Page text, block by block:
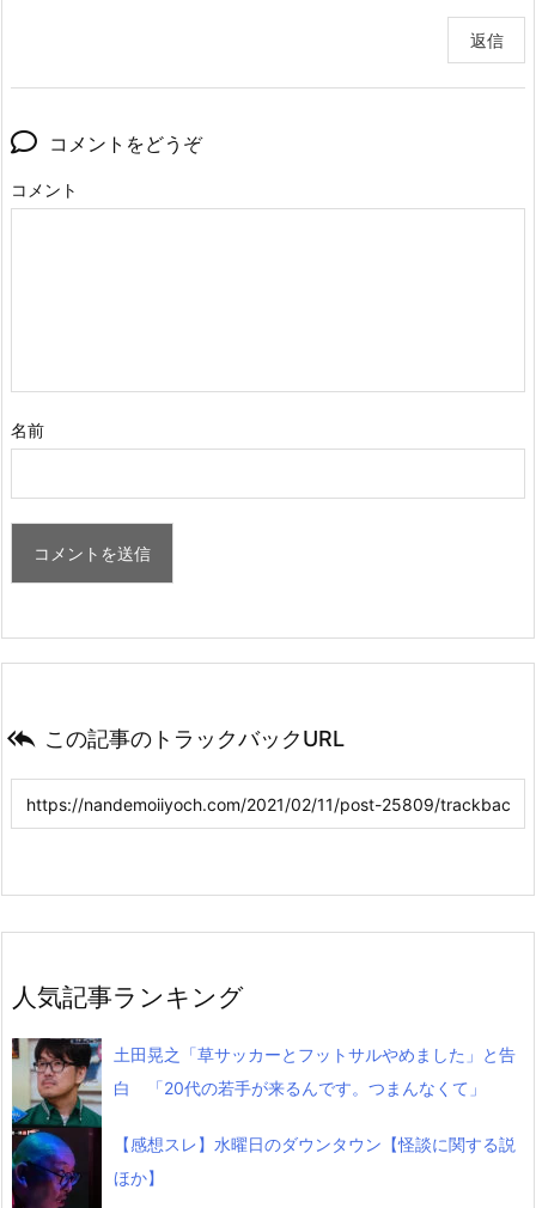
返信
コメントをどうぞ
コメント
名前
 この記事のトラックバックURL
人気記事ランキング
土田晃之「草サッカーとフットサルやめました」と告
白 「20代の若手が来るんです。つまんなくて」
【感想スレ】水曜日のダウンタウン【怪談に関する説
ほか】